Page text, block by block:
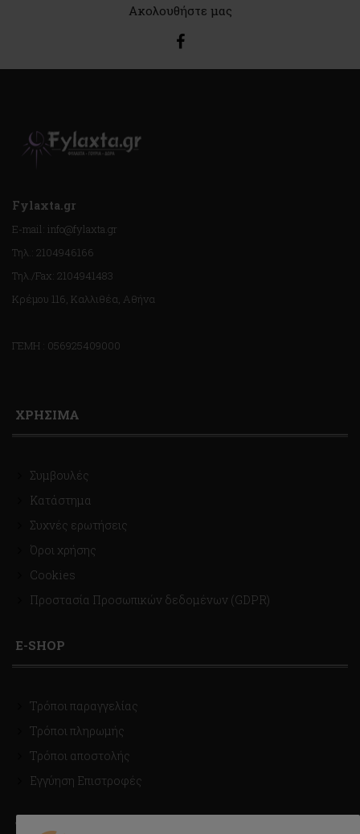
Ακολουθήστε μας
Fylaxta.gr
E-mail: info@fylaxta.gr
Τηλ.: 2104946166
Τηλ./Fax: 2104941483
Κρέμου 116, Καλλιθέα, Αθήνα
ΓΕΜΗ : 056925409000
ΧΡΗΣΙΜΑ
Συμβουλές
Κατάστημα
Συχνές ερωτήσεις
Όροι χρήσης
Cookies
Προστασία Προσωπικών δεδομένων (GDPR)
E-SHOP
Τρόποι παραγγελίας
Τρόποι πληρωμής
Τρόποι αποστολής
Εγγύηση Επιστροφές
ΤΡΟΠΟΙ ΑΠΟΣΤΟΛΗΣ